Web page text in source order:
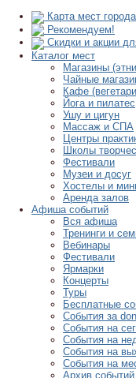
Карта мест города
Рекомендуем!
Скидки и акции
Каталог мест
Магазины
Чайные
Кафе
Йога и пилатес
Ушу и цигун
Массаж и СПА
Центры
Школы
Фестивали
Музеи и досуг
Хостелы и
Аренда залов
Афиша событий
Вся афиша
Тренинги и
Вебинары
Фестивали
Ярмарки
Концерты
Туры
Бесплатные
События за
События на
События на
События на
События на
Архив событий